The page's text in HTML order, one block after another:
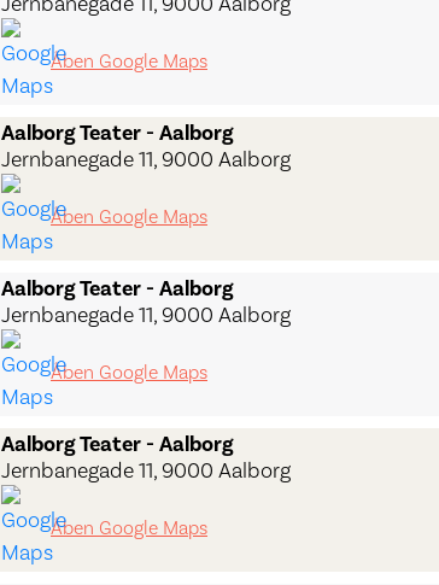
Åben Google Maps
Aalborg Teater - Aalborg
Jernbanegade 11, 9000 Aalborg
Åben Google Maps
Aalborg Teater - Aalborg
Jernbanegade 11, 9000 Aalborg
Åben Google Maps
Aalborg Teater - Aalborg
Jernbanegade 11, 9000 Aalborg
Åben Google Maps